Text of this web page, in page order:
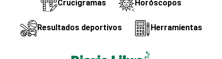
Crucigramas Horóscopos
Resultados deportivos Herramientas